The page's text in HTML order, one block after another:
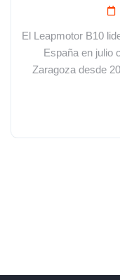
El Leapmotor B10
España en julio
Zaragoza desde